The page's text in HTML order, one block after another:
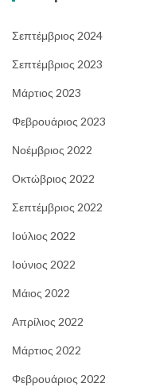
Σεπτέμβριος 2024
Σεπτέμβριος 2023
Μάρτιος 2023
Φεβρουάριος 2023
Νοέμβριος 2022
Οκτώβριος 2022
Σεπτέμβριος 2022
Ιούλιος 2022
Ιούνιος 2022
Μάιος 2022
Απρίλιος 2022
Μάρτιος 2022
Φεβρουάριος 2022